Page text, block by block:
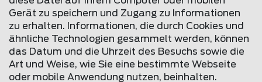
Gerät zu speichern und Zugang zu Informationen
zu erhalten. Informationen, die durch Cookies und
ähnliche Technologien gesammelt werden, können
das Datum und die Uhrzeit des Besuchs sowie die
Art und Weise, wie Sie eine bestimmte Webseite
oder mobile Anwendung nutzen, beinhalten.